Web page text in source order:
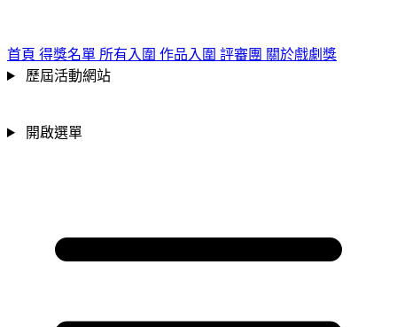
:::
首頁 得獎名單 所有入圍 作品入圍 評審團 關於戲劇獎
歷屆活動網站
開啟選單